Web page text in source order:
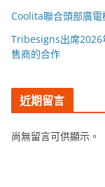
Coolita聯合頭部廣電
Tribesigns出席2026
售商的合作
近期留言
尚無留言可供顯示。